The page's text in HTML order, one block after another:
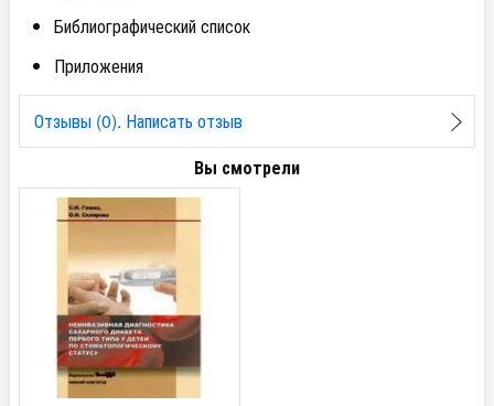
Библиографический список
Приложения
Отзывы (0). Написать отзыв
Вы смотрели